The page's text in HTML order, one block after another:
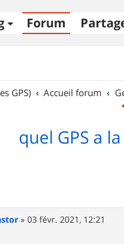
Forum
GPS)
Accueil forum
quel GPS a
»03 févr. 2021, 12:21